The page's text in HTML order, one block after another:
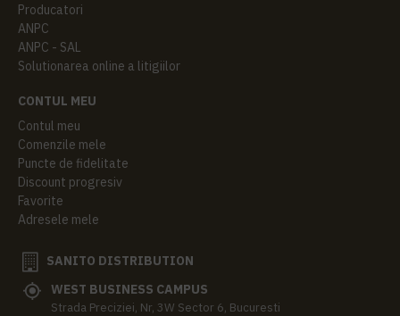
Producatori
ANPC
ANPC - SAL
Solutionarea online a litigiilor
CONTUL MEU
Contul meu
Comenzile mele
Puncte de fidelitate
Discount progresiv
Favorite
Adresele mele
SANITO DISTRIBUTION
WEST BUSINESS CAMPUS
Strada Preciziei, Nr, 3W Sector 6, Bucuresti